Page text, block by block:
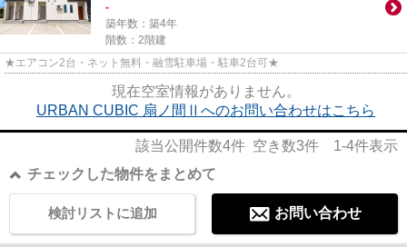
-
築年数：築4年
階数：2階建
★エアコン2台・ネット無料・融雪駐車場・駐車2台可★
現在空室情報がありません。
URBAN CUBIC 扇ノ間Ⅱへのお問い合わせはこちら
該当公開件数4件 空き数3件 1-4件表示
チェックした物件をまとめて
お問い合わせ
検討リストに追加